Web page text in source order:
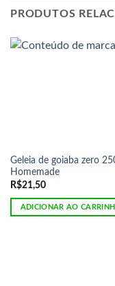
PRODUTOS
Geleia de goiaba zero
Homemade
R$21,50
ADICIONAR AO